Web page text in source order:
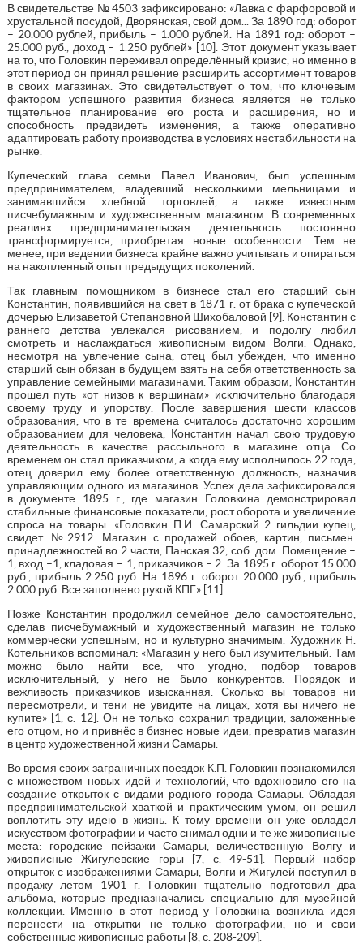
В свидетельстве № 4503 зафиксировано: «Лавка с фарфоровой и
хрустальной посудой, Дворянская, свой дом... За 1890 год: оборот
– 20.000 рублей, прибыль – 1.000 рублей. На 1891 год: оборот –
25.000 руб., доход – 1.250 рублей» [10]. Этот документ указывает
на то, что Головкин переживал определённый кризис, но именно в
этот период он принял решение расширить ассортимент товаров
в своих магазинах. Это свидетельствует о том, что ключевым
фактором успешного развития бизнеса является не только
тщательное планирование его роста и расширения, но и
способность предвидеть изменения, а также оперативно
адаптировать работу производства в условиях нестабильности на
рынке.
Купеческий глава семьи Павел Иванович, был успешным
предпринимателем, владевший несколькими мельницами и
занимавшийся хлебной торговлей, а также известным
писчебумажным и художественным магазином. В современных
реалиях предпринимательская деятельность постоянно
трансформируется, приобретая новые особенности. Тем не
менее, при ведении бизнеса крайне важно учитывать и опираться
на накопленный опыт предыдущих поколений.
Так главным помощником в бизнесе стал его старший сын
Константин, появившийся на свет в 1871 г. от брака с купеческой
дочерью Елизаветой Степановной Шихобаловой [9]. Константин с
раннего детства увлекался рисованием, и подолгу любил
смотреть и наслаждаться живописным видом Волги. Однако,
несмотря на увлечение сына, отец был убежден, что именно
старший сын обязан в будущем взять на себя ответственность за
управление семейными магазинами. Таким образом, Константин
прошел путь «от низов к вершинам» исключительно благодаря
своему труду и упорству. После завершения шести классов
образования, что в те времена считалось достаточно хорошим
образованием для человека, Константин начал свою трудовую
деятельность в качестве рассыльного в магазине отца. Со
временем он стал приказчиком, а когда ему исполнилось 22 года,
отец доверил ему более ответственную должность, назначив
управляющим одного из магазинов. Успех дела зафиксировался
в документе 1895 г., где магазин Головкина демонстрировал
стабильные финансовые показатели, рост оборота и увеличение
спроса на товары: «Головкин П.И. Самарский 2 гильдии купец,
свидет. №2912. Магазин с продажей обоев, картин, письмен.
принадлежностей во 2 части, Панская 32, соб. дом. Помещение –
1, вход –1, кладовая – 1, приказчиков – 2. За 1895 г. оборот 15.000
руб., прибыль 2.250 руб. На 1896 г. оборот 20.000 руб., прибыль
2.000 руб. Все заполнено рукой КПГ» [11].
Позже Константин продолжил семейное дело самостоятельно,
сделав писчебумажный и художественный магазин не только
коммерчески успешным, но и культурно значимым. Художник Н.
Котельников вспоминал: «Магазин у него был изумительный. Там
можно было найти все, что угодно, подбор товаров
исключительный, у него не было конкурентов. Порядок и
вежливость приказчиков изысканная. Сколько вы товаров ни
пересмотрели, и тени не увидите на лицах, хотя вы ничего не
купите» [1, с. 12]. Он не только сохранил традиции, заложенные
его отцом, но и привнёс в бизнес новые идеи, превратив магазин
в центр художественной жизни Самары.
Во время своих заграничных поездок К.П. Головкин познакомился
с множеством новых идей и технологий, что вдохновило его на
создание открыток с видами родного города Самары. Обладая
предпринимательской хваткой и практическим умом, он решил
воплотить эту идею в жизнь. К тому времени он уже овладел
искусством фотографии и часто снимал одни и те же живописные
места: городские пейзажи Самары, величественную Волгу и
живописные Жигулевские горы [7, с. 49-51]. Первый набор
открыток с изображениями Самары, Волги и Жигулей поступил в
продажу летом 1901 г. Головкин тщательно подготовил два
альбома, которые предназначались специально для музейной
коллекции. Именно в этот период у Головкина возникла идея
перенести на открытки не только фотографии, но и свои
собственные живописные работы [8, с. 208-209].